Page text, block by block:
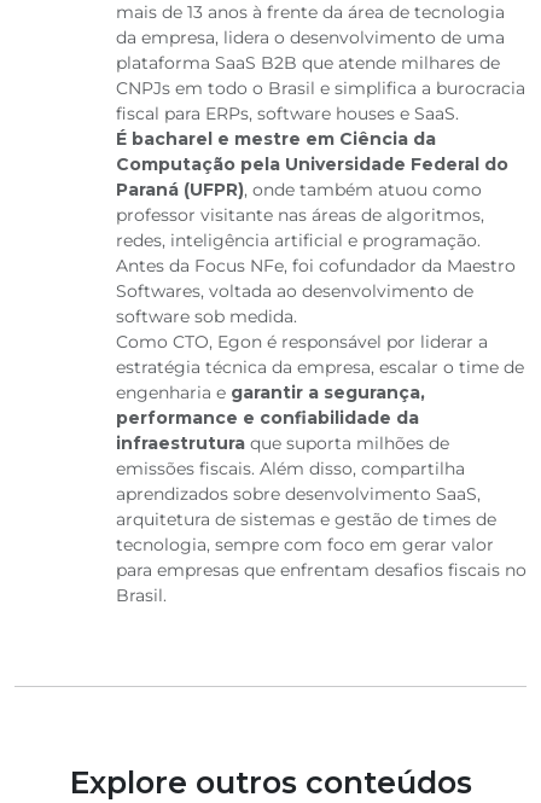
mais de 13 anos à frente da área de tecnologia
da empresa, lidera o desenvolvimento de uma
plataforma SaaS B2B que atende milhares de
CNPJs em todo o Brasil e simplifica a burocracia
fiscal para ERPs, software houses e SaaS.
É bacharel e mestre em Ciência da
Computação pela Universidade Federal do
Paraná (UFPR), onde também atuou como
professor visitante nas áreas de algoritmos,
redes, inteligência artificial e programação.
Antes da Focus NFe, foi cofundador da Maestro
Softwares, voltada ao desenvolvimento de
software sob medida.
Como CTO, Egon é responsável por liderar a
estratégia técnica da empresa, escalar o time de
engenharia e garantir a segurança,
performance e confiabilidade da
infraestrutura que suporta milhões de
emissões fiscais. Além disso, compartilha
aprendizados sobre desenvolvimento SaaS,
arquitetura de sistemas e gestão de times de
tecnologia, sempre com foco em gerar valor
para empresas que enfrentam desafios fiscais no
Brasil.
Explore outros conteúdos